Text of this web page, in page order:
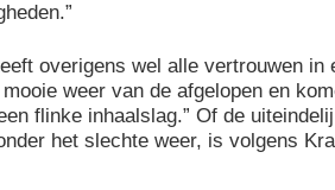
overigens wel alle vertrouwen in
weer van de afgelopen en
flinke inhaalslag.” Of de
het slechte weer, is volgens